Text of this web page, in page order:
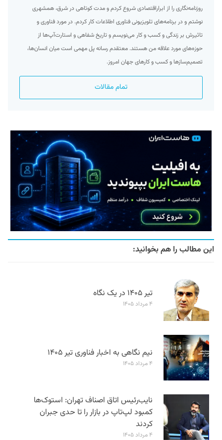
روزنامه‌نگاری را از ابراراقتصادی شروع کردم و مدت کوتاهی در شرق، همشهری
نوشتم و در برنامه‌های تلویزیونی فناوری اطلاعات کار کردم. در مورد فناوری و
تاثیرش بر زندگی و کسب و کار می‌نویسم و تاریخ شفاهی و استارت‌آپ‌ها از
حوزه‌های مورد علاقه من هستند. معتقدم رسانه پل مهمی است میان انسان‌ها،
تصمیم‌سازها و کسب و کارهای جهان امروز.
تمام مقالات
این مطالب را هم بخوانید:
تیر ۱۴۰۵ در یک نگاه
۴ مرداد ۱۴۰۵
نیم نگاهی به اخبار فناوری تیر ۱۴۰۵
۴ مرداد ۱۴۰۵
نایب‌رئیس اتاق اصناف تهران: استوک‌ها
کمبود لپ‌تاپ در بازار را تا حدی جبران
کردند
۴ مرداد ۱۴۰۵